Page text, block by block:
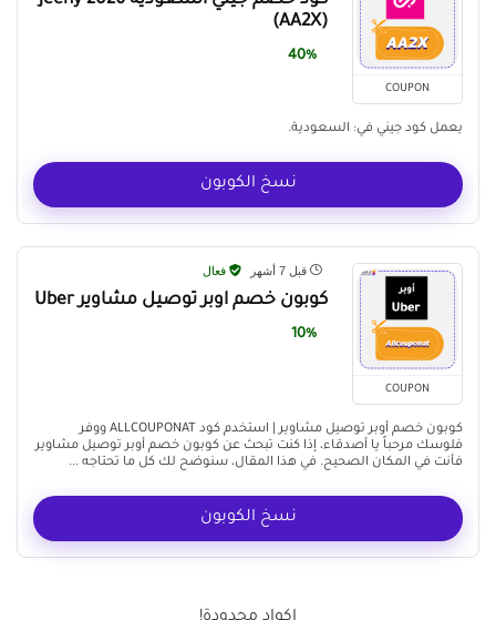
COUPON
(AA2X)
40%
يعمل كود جيني في: السعودية.
نسخ الكوبون
COUPON
قبل 7 أشهر فعال
كوبون خصم اوبر توصيل مشاوير Uber
10%
كوبون خصم أوبر توصيل مشاوير | استخدم كود ALLCOUPONAT ووفر
فلوسك مرحباً يا أصدقاء، إذا كنت تبحث عن كوبون خصم أوبر توصيل مشاوير
فأنت في المكان الصحيح. في هذا المقال، سنوضح لك كل ما تحتاجه ...
نسخ الكوبون